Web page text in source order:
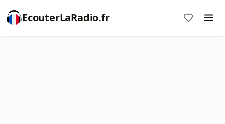
EcouterLaRadio.fr